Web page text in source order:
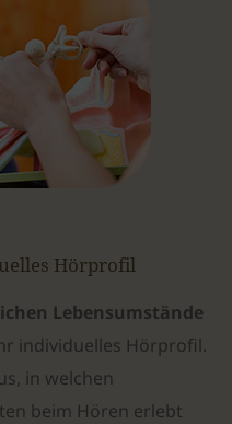
Hörprofil
Lebensumstände
individuelles Hörprofil.
in welchen
beim Hören erlebt